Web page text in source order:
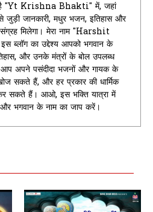
है "Yt Krishna Bhakti" में, जहां
जुड़ी जानकारी, मधुर भजन, इतिहास और
संग्रह मिलेगा। मेरा नाम "Harshit
ब्लॉग का उद्देश्य आपको भगवान के
और उनके मंत्रों के बोल उपलब्ध
आप अपने पसंदीदा भजनों और गायक के
सकते हैं, और हर प्रकार की धार्मिक
कर सकते हैं। आओ, इस भक्ति यात्रा में
भगवान के नाम का जाप करें।